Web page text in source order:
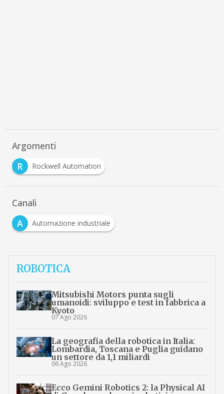
Argomenti
R
Rockwell Automation
Canali
A
Automazione industriale
ROBOTICA
Mitsubishi Motors punta sugli
umanoidi: sviluppo e test in fabbrica a
Kyoto
07 Ago 2026
La geografia della robotica in Italia:
Lombardia, Toscana e Puglia guidano
un settore da 1,1 miliardi
06 Ago 2026
Ecco Gemini Robotics 2: la Physical AI